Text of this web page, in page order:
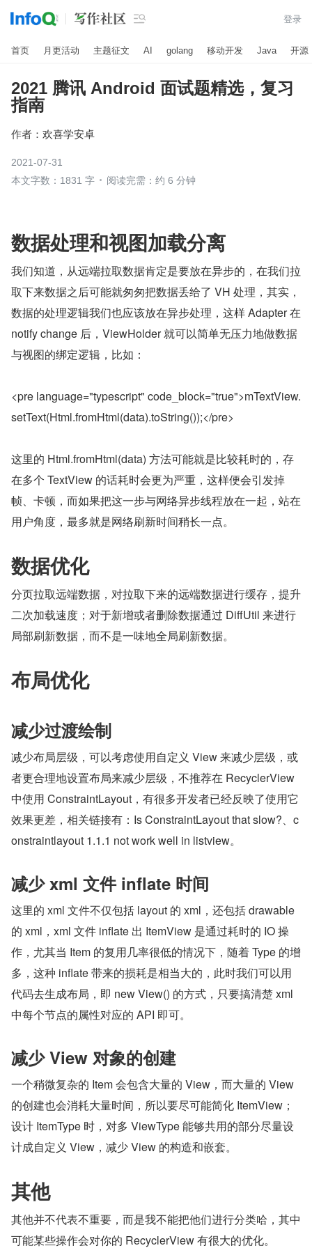
 登录
首页 月更活动 主题征文 AI golang 移动开发 Java 开源
2021 腾讯 Android 面试题精选，复习
指南
作者： 欢喜学安卓
2021-07-31
本文字数：1831 字
阅读完需：约 6 分钟
数据处理和视图加载分离
我们知道，从远端拉取数据肯定是要放在异步的，在我们拉
取下来数据之后可能就匆匆把数据丢给了 VH 处理，其实，
数据的处理逻辑我们也应该放在异步处理，这样 Adapter 在
notify change 后，ViewHolder 就可以简单无压力地做数据
与视图的绑定逻辑，比如：
<pre language="typescript" code_block="true">mTextView.
setText(Html.fromHtml(data).toString());</pre>
这里的 Html.fromHtml(data) 方法可能就是比较耗时的，存
在多个 TextView 的话耗时会更为严重，这样便会引发掉
帧、卡顿，而如果把这一步与网络异步线程放在一起，站在
用户角度，最多就是网络刷新时间稍长一点。
数据优化
分页拉取远端数据，对拉取下来的远端数据进行缓存，提升
二次加载速度；对于新增或者删除数据通过 DiffUtil 来进行
局部刷新数据，而不是一味地全局刷新数据。
布局优化
减少过渡绘制
减少布局层级，可以考虑使用自定义 View 来减少层级，或
者更合理地设置布局来减少层级，不推荐在 RecyclerView
中使用 ConstraintLayout，有很多开发者已经反映了使用它
效果更差，相关链接有：Is ConstraintLayout that slow?、c
onstraintlayout 1.1.1 not work well in listview。
减少 xml 文件 inflate 时间
这里的 xml 文件不仅包括 layout 的 xml，还包括 drawable
的 xml，xml 文件 inflate 出 ItemView 是通过耗时的 IO 操
作，尤其当 Item 的复用几率很低的情况下，随着 Type 的增
多，这种 inflate 带来的损耗是相当大的，此时我们可以用
代码去生成布局，即 new View() 的方式，只要搞清楚 xml
中每个节点的属性对应的 API 即可。
减少 View 对象的创建
一个稍微复杂的 Item 会包含大量的 View，而大量的 View
的创建也会消耗大量时间，所以要尽可能简化 ItemView；
设计 ItemType 时，对多 ViewType 能够共用的部分尽量设
计成自定义 View，减少 View 的构造和嵌套。
其他
其他并不代表不重要，而是我不能把他们进行分类哈，其中
可能某些操作会对你的 RecyclerView 有很大的优化。